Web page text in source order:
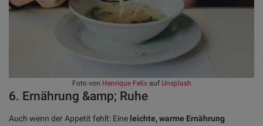
Foto von Henrique Felix auf Unsplash
6. Ernährung &amp; Ruhe
Auch wenn der Appetit fehlt: Eine leichte, warme Ernährung